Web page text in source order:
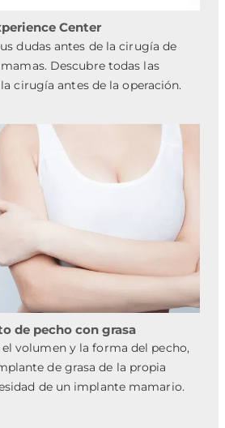
Center
dudas antes de la cirugía de
Descubre todas las
cirugía antes de la operación.
de pecho con grasa
volumen y la forma del pecho,
de grasa de la propia
de un implante mamario.